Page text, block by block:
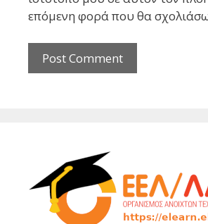
επόμενη φορά που θα